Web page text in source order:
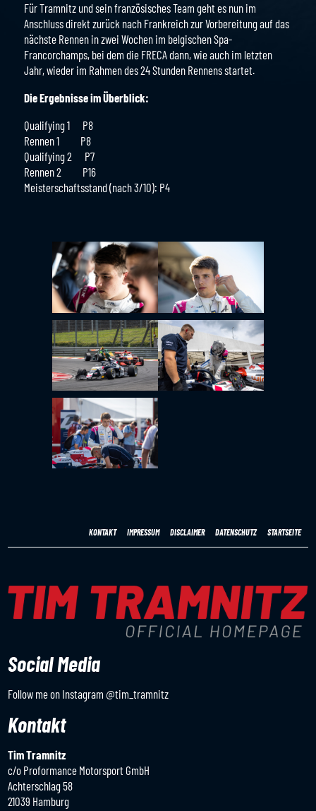
Für Tramnitz und sein französisches Team geht es nun im
Anschluss direkt zurück nach Frankreich zur Vorbereitung auf das
nächste Rennen in zwei Wochen im belgischen Spa-
Francorchamps, bei dem die FRECA dann, wie auch im letzten
Jahr, wieder im Rahmen des 24 Stunden Rennens startet.
Die Ergebnisse im Überblick:
Qualifying 1 P8
Rennen 1 P8
Qualifying 2 P7
Rennen 2 P16
Meisterschaftsstand (nach 3/10): P4
STARTSEITE
DATENSCHUTZ
DISCLAIMER
IMPRESSUM
KONTAKT
Social Media
Follow me on Instagram@tim_tramnitz
Kontakt
Tim Tramnitz
c/o Proformance Motorsport GmbH
Achterschlag 58
21039 Hamburg